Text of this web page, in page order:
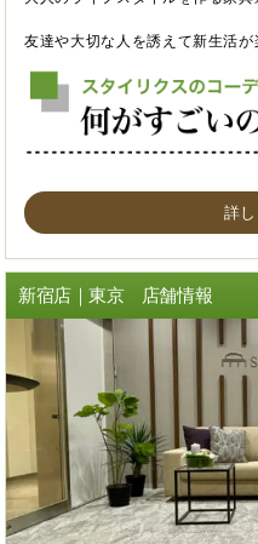
友達や大切な人を誘えて新生活が
詳
新宿店｜東京 店舗情報